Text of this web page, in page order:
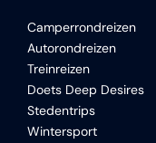
Camperrondreizen
Autorondreizen
Treinreizen
Doets Deep Desires
Stedentrips
Wintersport